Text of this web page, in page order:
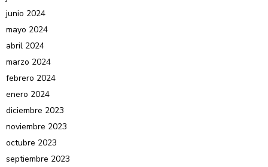
junio 2024
mayo 2024
abril 2024
marzo 2024
febrero 2024
enero 2024
diciembre 2023
noviembre 2023
octubre 2023
septiembre 2023